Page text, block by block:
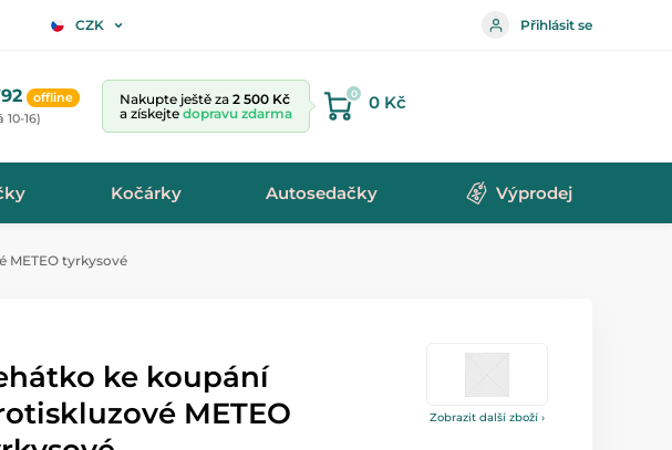
CZK Přihlásit se
offline
10-16)
Nakupte ještě za 2 500 Kč
a získejte dopravu zdarma
0 0 Kč
Kočárky Autosedačky Výprodej
METEO tyrkysové
Zobrazit další zboží ›
ke koupání
METEO